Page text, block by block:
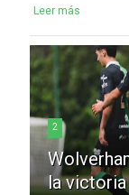
Leer más
2
la victoria